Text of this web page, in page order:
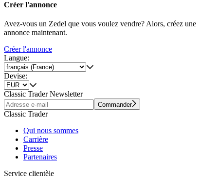
Créer l'annonce
Avez-vous un Zedel que vous voulez vendre? Alors, créez une
annonce maintenant.
Créer l'annonce
Langue:
Devise:
Classic Trader Newsletter
Commander
Classic Trader
Qui nous sommes
Carrière
Presse
Partenaires
Service clientèle